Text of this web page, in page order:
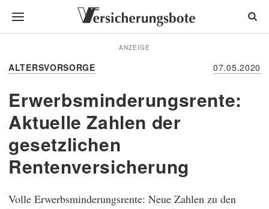
ANZEIGE
ALTERSVORSORGE 07.05.2020
Erwerbsminderungsrente:
Aktuelle Zahlen der
gesetzlichen
Rentenversicherung
Volle Erwerbsminderungsrente: Neue Zahlen zu den